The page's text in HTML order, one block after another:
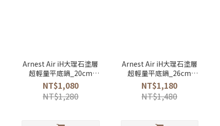
Arnest Air iH大理石塗層
超輕量平底鍋_20cm
[78237]
NT$1,080
NT$1,280
Arnest Air iH大理石塗層
超輕量平底鍋_26cm
[78240]
NT$1,180
NT$1,480